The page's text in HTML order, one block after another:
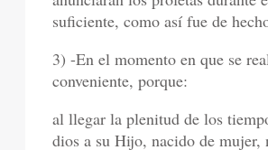
suficiente, como así fue de
3) -En el momento en que se
conveniente, porque:
al llegar la plenitud de los
dios a su Hijo, nacido de mujer,